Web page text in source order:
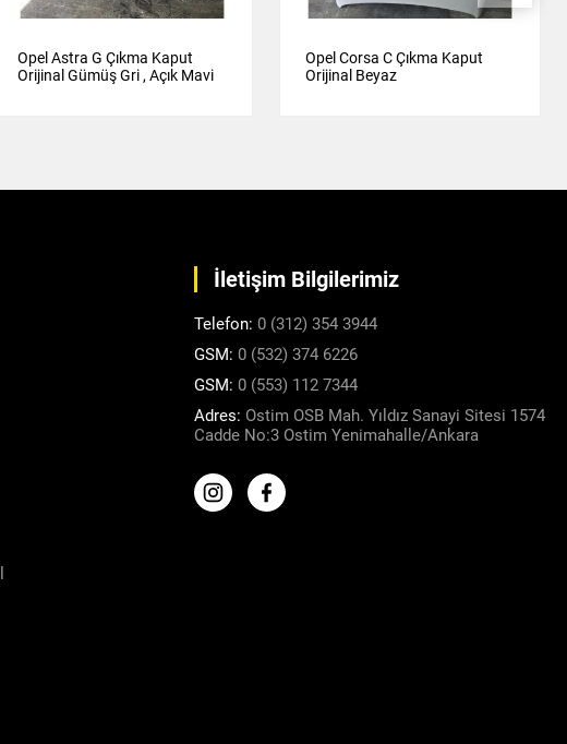
Opel Astra G Çıkma Kaput
Orijinal Gümüş Gri , Açık Mavi
Opel Corsa C Çıkma Kaput
Orijinal Beyaz
İletişim Bilgilerimiz
Telefon: 0 (312) 354 3944
GSM: 0 (532) 374 6226
GSM: 0 (553) 112 7344
Adres: Ostim OSB Mah. Yıldız Sanayi Sitesi 1574
Cadde No:3 Ostim Yenimahalle/Ankara